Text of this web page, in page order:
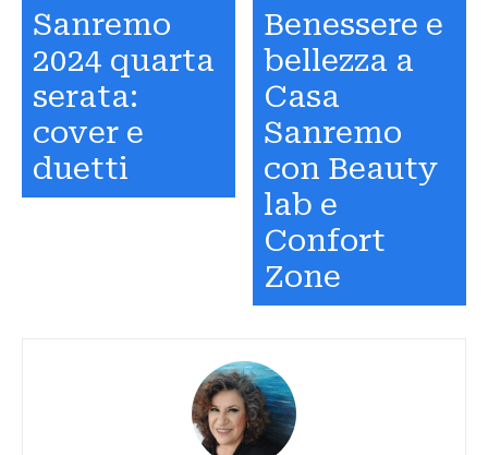
Sanremo
2024 quarta
serata:
cover e
duetti
Benessere e
bellezza a
Casa
Sanremo
con Beauty
lab e
Confort
Zone